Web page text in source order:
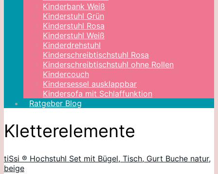
Kinderbank Weiß
Kinderstuhl Grün
Kinderstuhl Rosa
Kinderstuhl Weiß
Kinderdrehstuhl
Kinderschreibtischstuhl Rosa
Kinderschreibtischstuhl ohne Rollen
Kindercouch
Kindersessel ausklappbar
Kindersofa mit Schlaffunktion
Ratgeber Blog
Kletterelemente
tiSsi ® Hochstuhl Set mit Bügel, Tisch, Gurt Buche natur,
beige